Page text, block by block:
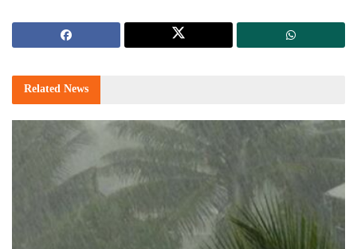
Related News